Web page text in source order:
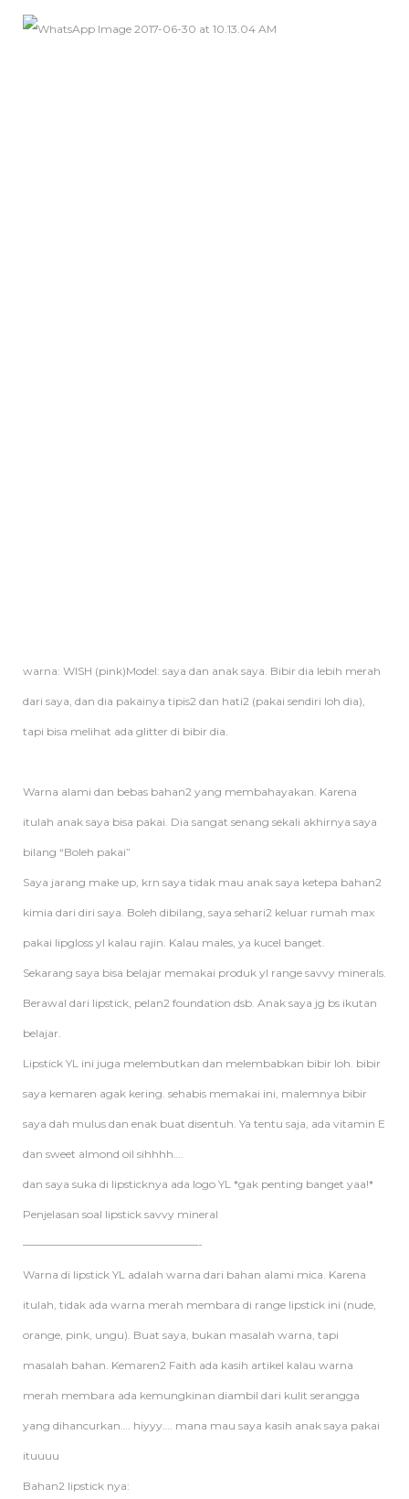
warna: WISH (pink)Model: saya dan anak saya. Bibir dia lebih merah
dari saya, dan dia pakainya tipis2 dan hati2 (pakai sendiri loh dia),
tapi bisa melihat ada glitter di bibir dia.
Warna alami dan bebas bahan2 yang membahayakan. Karena
itulah anak saya bisa pakai. Dia sangat senang sekali akhirnya saya
bilang “Boleh pakai”
Saya jarang make up, krn saya tidak mau anak saya ketepa bahan2
kimia dari diri saya. Boleh dibilang, saya sehari2 keluar rumah max
pakai lipgloss yl kalau rajin. Kalau males, ya kucel banget.
Sekarang saya bisa belajar memakai produk yl range savvy minerals.
Berawal dari lipstick, pelan2 foundation dsb. Anak saya jg bs ikutan
belajar.
Lipstick YL ini juga melembutkan dan melembabkan bibir loh. bibir
saya kemaren agak kering. sehabis memakai ini, malemnya bibir
saya dah mulus dan enak buat disentuh. Ya tentu saja, ada vitamin E
dan sweet almond oil sihhhh….
dan saya suka di lipsticknya ada logo YL *gak penting banget yaa!*
Penjelasan soal lipstick savvy mineral
————————————————-
Warna di lipstick YL adalah warna dari bahan alami mica. Karena
itulah, tidak ada warna merah membara di range lipstick ini (nude,
orange, pink, ungu). Buat saya, bukan masalah warna, tapi
masalah bahan. Kemaren2 Faith ada kasih artikel kalau warna
merah membara ada kemungkinan diambil dari kulit serangga
yang dihancurkan…. hiyyy…. mana mau saya kasih anak saya pakai
ituuuu
Bahan2 lipstick nya: